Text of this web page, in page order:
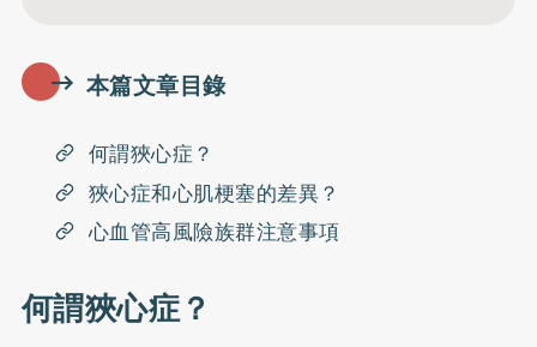
本篇文章目錄
何謂狹心症？
狹心症和心肌梗塞的差異？
心血管高風險族群注意事項
何謂狹心症？